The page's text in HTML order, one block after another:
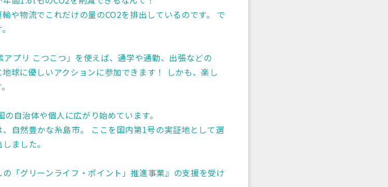
や物流でこれだけの量のCO2を排出しているのです。 で
プリ こつこつ」を使えば、通学や通勤、出張などの
球に優しいアクションに参加できます！ しかも、楽し
自治体や個人に広がり始めています。
自然豊かな糸島市。 ここを国内第1号の実証地として選
ました。
「グリーンライフ・ポイント」推進事業』の支援を受け